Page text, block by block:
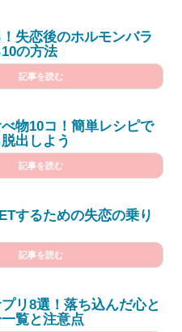
失恋後のホルモンバラ
の方法
記事を読む
物10コ！簡単レシピで
出しよう
記事を読む
するための失恋の乗り
記事を読む
リ8選！落ち込んだ心と
覧と注意点